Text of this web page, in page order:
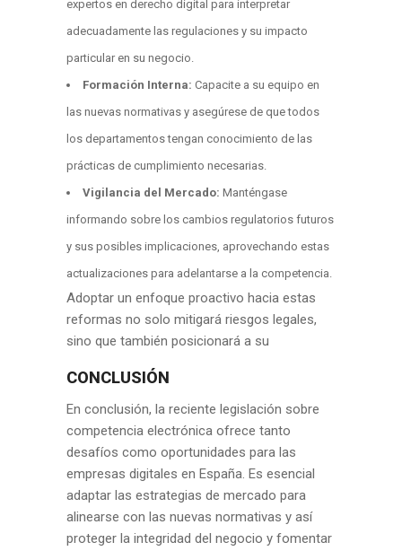
expertos en derecho digital para interpretar
adecuadamente las regulaciones y su impacto
particular en su negocio.
Formación Interna: Capacite a su equipo en
las nuevas normativas y asegúrese de que todos
los departamentos tengan conocimiento de las
prácticas de cumplimiento necesarias.
Vigilancia del Mercado: Manténgase
informando sobre los cambios regulatorios futuros
y sus posibles implicaciones, aprovechando estas
actualizaciones para adelantarse a la competencia.
Adoptar un enfoque proactivo hacia estas
reformas no solo mitigará riesgos legales,
sino que también posicionará a su
CONCLUSIÓN
En conclusión, la reciente legislación sobre
competencia electrónica ofrece tanto
desafíos como oportunidades para las
empresas digitales en España. Es esencial
adaptar las estrategias de mercado para
alinearse con las nuevas normativas y así
proteger la integridad del negocio y fomentar